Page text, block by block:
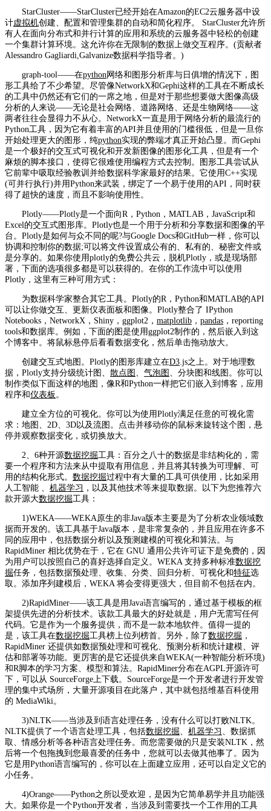
StarCluster——StarCluster已经开始在Amazon的EC2云服务器中设
计虚拟机创建、配置和管理集群的自动和简化程序。 StarCluster允许所
有人在面向分布式和并行计算的应用和系统的云服务器中轻松的创建
一个集群计算环境。这允许你在无限制的数据上做交互程序。(贡献者
Alessandro Gagliardi,Galvanize数据科学指导者。)
graph-tool——在python网络和图形分析库与日俱增的情况下，图
形工具给了不少希望。尽管像NetworkX和Gephi这样的工具在不断成长
的工具中仍然还有它们的一席之地，但是对于那些想要做大图像高级
分析的人来说——无论是社会网络、道路网络、还是生物网络——这
两者往往会显得力不从心。NetworkX一直是用于网络分析的最流行的
Python工具，因为它有着丰富的API并且使用的门槛很低，但是一旦你
开始处理更大的图形，纯python实现的弊端才真正开始凸显。而Gephi
是一个极好的交互式可视化和开发新图像的图形化工具，但是有一个
麻烦的脚本接口，使得它很难使用编程方式去控制。图形工具尝试从
它前辈中吸取经验教训并给数据科学家最好的结果。它使用C++实现
(可并行执行)并用Python来武装，绑定了一个易于使用的API，同时获
得了超快的速度，而且不影响使用性。
Plotly——Plotly是一个面向R，Python，MATLAB，JavaScript和
Excel的交互式图形库。Plotly也是一个用于分析和分享数据和图像的平
台。Plotly是如何与众不同的呢?与Google Docs和GitHub一样，你可以
协调和控制你的数据;可以将文件设置成公有的、私有的、秘密文件或
是分享的。如果你使用plotly的免费公共云，脱机Plotly，或是现场部
署，下面的选项很多都是可以获得的。在你的工作流中可以使用
Plotly，这里有三种可用方式：
为数据科学家整合其它工具。Plotly的R，Python和MATLAB的API
可以让你做交互、更新仪表面板和图像。Plotly整合了 IPython
Notebooks，NetworkX，Shiny，ggplot2， matplotlib ， pandas ，reporting
tools和数据库。例如，下面的图是使用ggplot2制作的，然后嵌入到这
个博客中。将鼠标悬停后看看数据变化，然后单击拖动放大。
创建交互式地图。Plotly的图形库建立在D3.js之上。对于地理数
据，Plotly支持分级统计图、 散点图 、 气泡图 、分块图和线图。你可以
制作类似下面这样的地图，像R和Python一样把它们嵌入到博客，应用
程序和仪表板 。
建立全方位的可视化。你可以为使用Plotly满足任意的可视化需
求：地图、2D、3D以及流图。点击并移动你的鼠标来旋转这个图，悬
停并观察数据变化，或切换放大。
2、6种开源数据挖掘工具：百分之八十的数据是非结构化的，需
要一个程序和方法来从中提取有用信息，并且将其转换为可理解、可
用的结构化形式。 数据挖掘过程中有大量的工具可供使用，比如采用
人工智能 、 机器学习 ，以及其他技术等来提取数据。以下为您推荐六
款开源大数据挖掘工具：
1)WEKA——WEKA原生的非Java版本主要是为了分析农业领域数
据而开发的。该工具基于Java版本，是非常复杂的，并且应用在许多不
同的应用中，包括数据分析以及预测建模的可视化和算法。与
RapidMiner 相比优势在于，它在 GNU 通用公共许可证下是免费的，因
为用户可以按照自己的喜好选择自定义。WEKA 支持多种标准数据挖
掘任务，包括数据预处理、收集、分类、回归分析、可视化和特征选
取。添加序列建模后，WEKA 将会变得更强大，但目前不包括在内。
2)RapidMiner——该工具是用Java语言编写的，通过基于模板的框
架提供先进的分析技术。该款工具最大的好处就是，用户无需写任何
代码。它是作为一个服务提供，而不是一款本地软件。值得一提的
是，该工具在数据挖掘工具榜上位列榜首。另外，除了数据挖掘 ，
RapidMiner 还提供如数据预处理和可视化、预测分析和统计建模、评
估和部署等功能。更厉害的是它还提供来自WEKA(一种智能分析环境)
和R脚本的学习方案、模型和算法。RapidMiner分布在AGPL开源许可
下，可以从 SourceForge上下载。SourceForge是一个开发者进行开发管
理的集中式场所，大量开源项目在此落户，其中就包括维基百科使用
的 MediaWiki。
3)NLTK——当涉及到语言处理任务，没有什么可以打败NLTK。
NLTK提供了一个语言处理工具，包括数据挖掘、 机器学习 、数据抓
取、情感分析等各种语言处理任务。而您需要做的只是安装NLTK，然
后将一个包拖拽到您最喜爱的任务中，您就可以去做其他事了。因为
它是用Python语言编写的，你可以在上面建立应用，还可以自定义它的
小任务。
4)Orange——Python之所以受欢迎，是因为它简单易学并且功能强
大。如果你是一个Python开发者，当涉及到需要找一个工作用的工具